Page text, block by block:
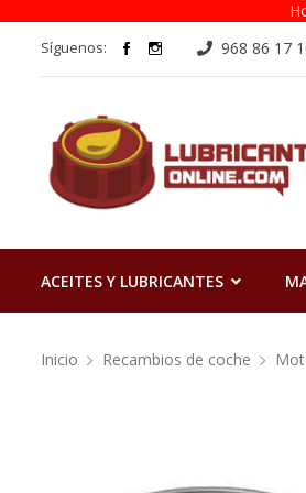
Síguenos: 968 86 17
ACEITES Y LUBRICANTES
Inicio Recambios de coche